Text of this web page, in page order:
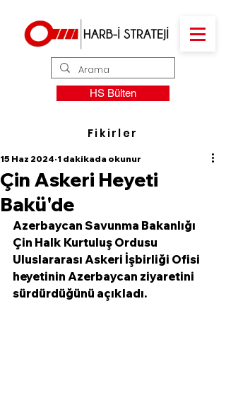
HS Bülten
Fikirler
Çin Askeri Heyeti
Bakü'de
15 Haz 2024 1 dakikada okunur
Azerbaycan Savunma Bakanlığı
Çin Halk Kurtuluş Ordusu
Uluslararası Askeri İşbirliği Ofisi
heyetinin Azerbaycan ziyaretini
sürdürdüğünü açıkladı.